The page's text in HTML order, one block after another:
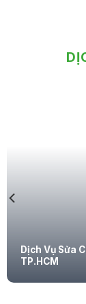
Dịch Vụ Sửa
TP.HCM